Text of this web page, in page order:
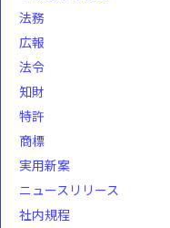
法務
広報
法令
知財
特許
商標
実用新案
ニュースリリース
社内規程